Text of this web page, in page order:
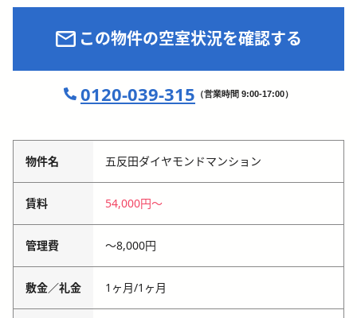
この物件の空室状況を確認する
0120-039-315 （営業時間 9:00-17:00）
物件名 五反田ダイヤモンドマンション
賃料 54,000円〜
管理費 〜8,000円
敷金／礼金 1ヶ月/1ヶ月